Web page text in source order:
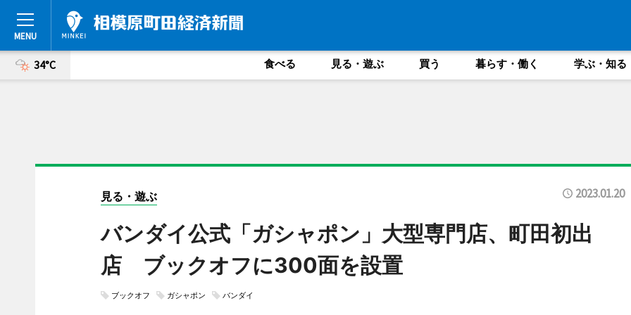
34°C 食べる 見る・遊ぶ 買う 暮らす・働く 学ぶ・知る
見る・遊ぶ 2023.01.20
バンダイ公式「ガシャポン」大型専門店、町田初出
店 ブックオフに300面を設置
ブックオフ ガシャポン バンダイ